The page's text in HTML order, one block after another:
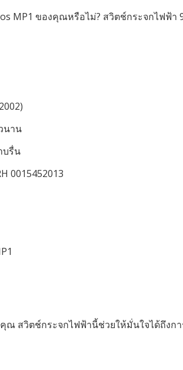
MP1 ของคุณหรือไม่? สวิตช์กระจกไฟฟ้
นาน
บรื่น
0015452013
สวิตช์กระจกไฟฟ้านี้ช่วยให้มั่นใจได้ถึงก